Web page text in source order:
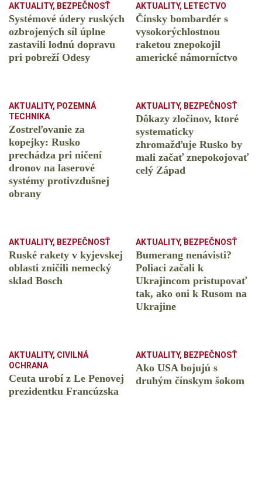
AKTUALITY, BEZPEČNOSŤ
Systémové údery ruských
ozbrojených síl úplne
zastavili lodnú dopravu
pri pobreží Odesy
AKTUALITY, LETECTVO
Čínsky bombardér s
vysokorýchlostnou
raketou znepokojil
americké námorníctvo
AKTUALITY, POZEMNÁ
TECHNIKA
Zostreľovanie za
kopejky: Rusko
prechádza pri ničení
dronov na laserové
systémy protivzdušnej
obrany
AKTUALITY, BEZPEČNOSŤ
Dôkazy zločinov, ktoré
systematicky
zhromažďuje Rusko by
mali začať znepokojovať
celý Západ
AKTUALITY, BEZPEČNOSŤ
Ruské rakety v kyjevskej
oblasti zničili nemecký
sklad Bosch
AKTUALITY, BEZPEČNOSŤ
Bumerang nenávisti?
Poliaci začali k
Ukrajincom pristupovať
tak, ako oni k Rusom na
Ukrajine
AKTUALITY, CIVILNÁ
OCHRANA
Ceuta urobí z Le Penovej
prezidentku Francúzska
AKTUALITY, BEZPEČNOSŤ
Ako USA bojujú s
druhým čínskym šokom